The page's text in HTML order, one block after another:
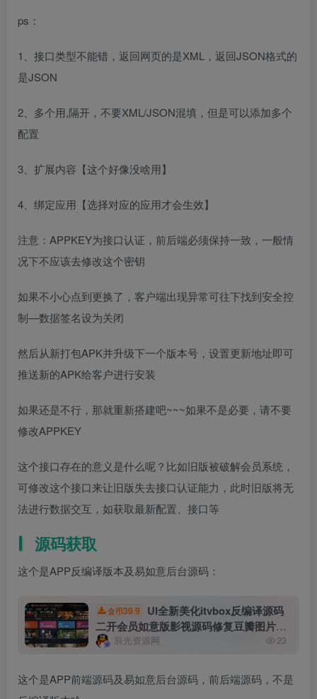
ps：
1、接口类型不能错，返回网页的是XML，返回JSON格式的
是JSON
2、多个用,隔开，不要XML/JSON混填，但是可以添加多个
配置
3、扩展内容【这个好像没啥用】
4、绑定应用【选择对应的应用才会生效】
注意：APPKEY为接口认证，前后端必须保持一致，一般情
况下不应该去修改这个密钥
如果不小心点到更换了，客户端出现异常可往下找到安全控
制—数据签名设为关闭
然后从新打包APK并升级下一个版本号，设置更新地址即可
推送新的APK给客户进行安装
如果还是不行，那就重新搭建吧~~~如果不是必要，请不要
修改APPKEY
这个接口存在的意义是什么呢？比如旧版被破解会员系统，
可修改这个接口来让旧版失去接口认证能力，此时旧版将无
法进行数据交互，如获取最新配置、接口等
源码获取
这个是APP反编译版本及易如意后台源码：
金币39.9
UI全新美化itvbox反编译源码
二开会员如意版影视源码修复豆瓣图片显
示,支持对接苹果CMS及资源站和tvbox接
辰光资源网 23
这个是APP前端源码及易如意后台源码，前后端源码，不是